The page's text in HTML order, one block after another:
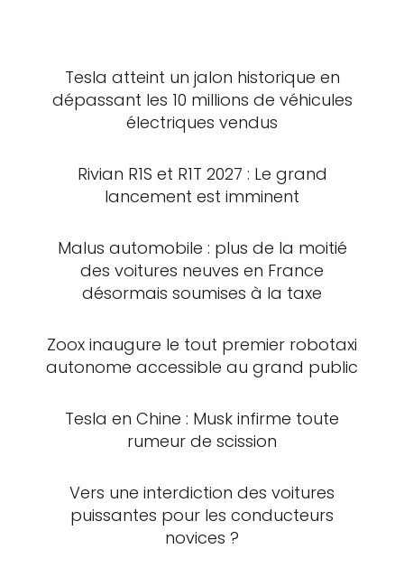
Tesla atteint un jalon historique en
dépassant les 10 millions de véhicules
électriques vendus
Rivian R1S et R1T 2027 : Le grand
lancement est imminent
Malus automobile : plus de la moitié
des voitures neuves en France
désormais soumises à la taxe
Zoox inaugure le tout premier robotaxi
autonome accessible au grand public
Tesla en Chine : Musk infirme toute
rumeur de scission
Vers une interdiction des voitures
puissantes pour les conducteurs
novices ?